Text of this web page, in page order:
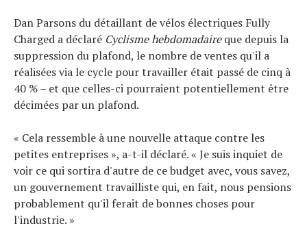
Dan Parsons du détaillant de vélos électriques Fully
Charged a déclaré Cyclisme hebdomadaireque depuis la
suppression du plafond, le nombre de ventes qu'il a
réalisées via le cycle pour travailler était passé de cinq à
40 % – et que celles-ci pourraient potentiellement être
décimées par un plafond.
« Cela ressemble à une nouvelle attaque contre les
petites entreprises », a-t-il déclaré. « Je suis inquiet de
voir ce qui sortira d'autre de ce budget avec, vous savez,
un gouvernement travailliste qui, en fait, nous pensions
probablement qu'il ferait de bonnes choses pour
l'industrie. »